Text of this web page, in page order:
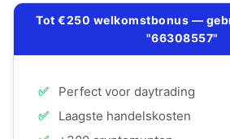
Tot €250 welkomstbonus —
"66308557"
✅
Perfect voor daytrading
✅
Laagste handelskosten